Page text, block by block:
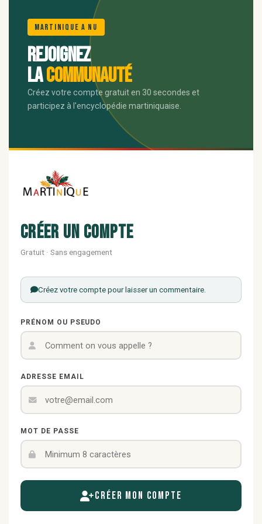
🌺
Martinique A Nu
Rejoignez
lacommunauté
Créez votre compte gratuit en 30 secondes et
participez à l'encyclopédie martiniquaise.
Créer un compte
Gratuit · Sans engagement
Créez votre compte pour laisser un commentaire.
PRÉNOM OU PSEUDO
ADRESSE EMAIL
MOT DE PASSE
Créer mon compte